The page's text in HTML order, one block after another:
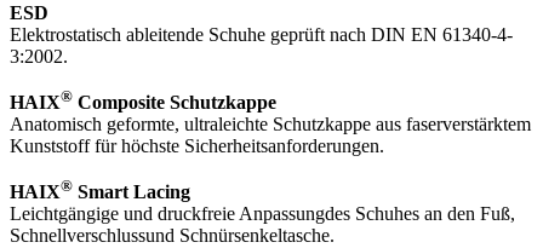
ESD
Elektrostatisch ableitende Schuhe geprüft nach DIN EN 61340-4-
3:2002.
HAIX® Composite Schutzkappe
Anatomisch geformte, ultraleichte Schutzkappe aus faserverstärktem
Kunststoff für höchste Sicherheits­anforderungen.
HAIX® Smart Lacing
Leichtgängige und druckfreie Anpassungdes Schuhes an den Fuß,
Schnellverschlussund Schnürsenkeltasche.